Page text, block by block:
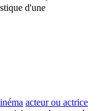
d'une
acteur ou actrice